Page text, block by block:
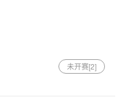
未开赛[2]